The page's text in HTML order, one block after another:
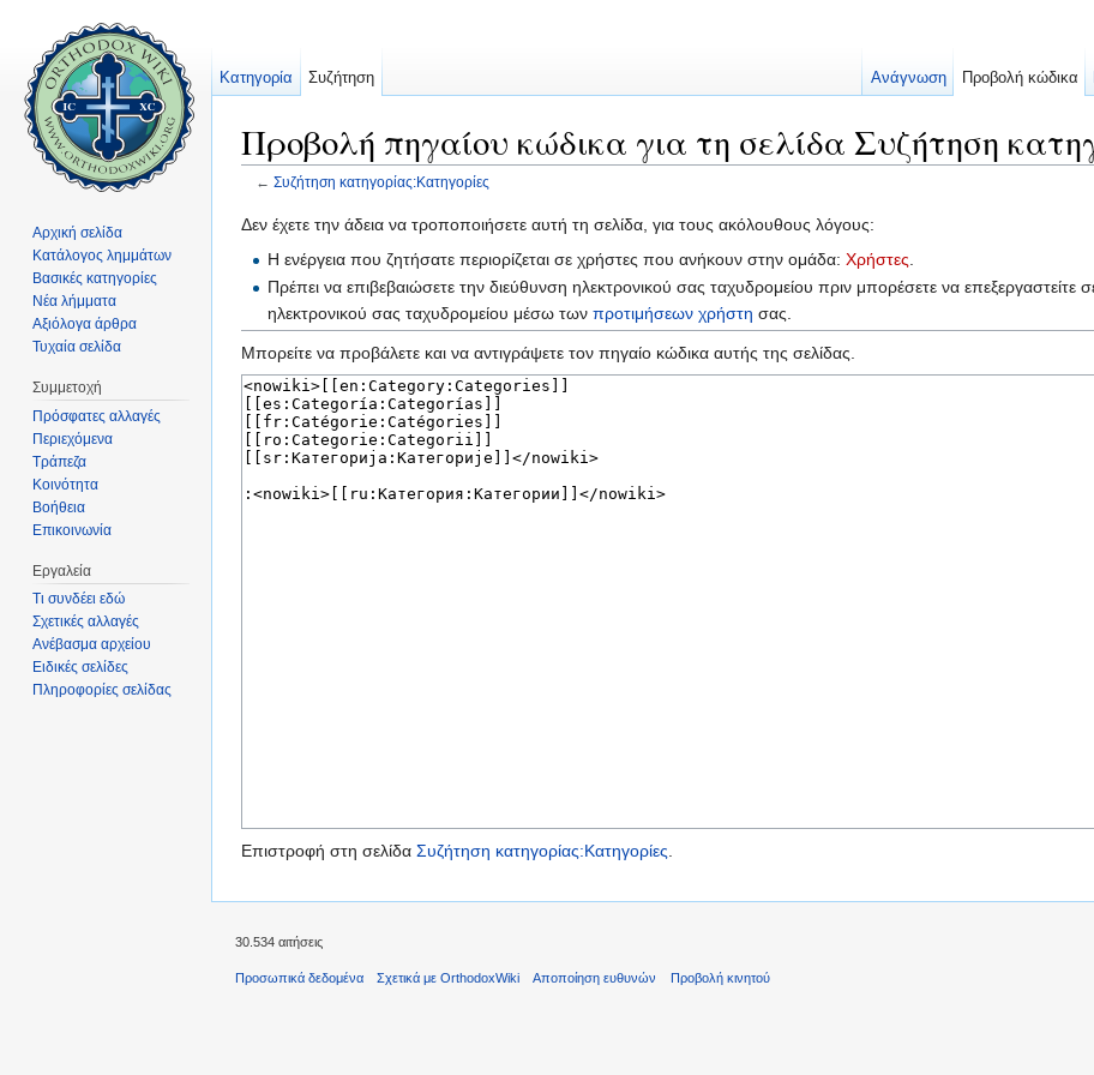
Προβολή πηγαίου κώδικα για τη σελίδα Συζήτηση
← Συζήτηση κατηγορίας:Κατηγορίες
Δεν έχετε την άδεια να τροποποιήσετε αυτή τη σελίδα, για τους ακόλουθους λόγους:
Η ενέργεια που ζητήσατε περιορίζεται σε χρήστες που ανήκουν στην ομάδα:Χρήστες
Πρέπει να επιβεβαιώσετε την διεύθυνση ηλεκτρονικού σας ταχυδρομείου πριν μπορέσετε να
ηλεκτρονικού σας ταχυδρομείου μέσω τωνπροτιμήσεων χρήστη σας.
Μπορείτε να προβάλετε και να αντιγράψετε τον πηγαίο κώδικα αυτής της σελίδας.
Επιστροφή στη σελίδα Συζήτηση κατηγορίας:Κατηγορίες.
Κατηγορία Συζήτηση Ανάγνωση Προβολή κώδικα
Αρχική σελίδα
Κατάλογος λημμάτων
Βασικές κατηγορίες
Νέα λήμματα
Αξιόλογα άρθρα
Τυχαία σελίδα
Συμμετοχή
Πρόσφατες αλλαγές
Περιεχόμενα
Τράπεζα
Κοινότητα
Βοήθεια
Επικοινωνία
Εργαλεία
Τι συνδέει εδώ
Σχετικές αλλαγές
Ανέβασμα αρχείου
Ειδικές σελίδες
Πληροφορίες σελίδας
30.534 αιτήσεις
Προσωπικά δεδομένα Σχετικά με OrthodoxWiki Αποποίηση ευθυνών Προβολή κινητού